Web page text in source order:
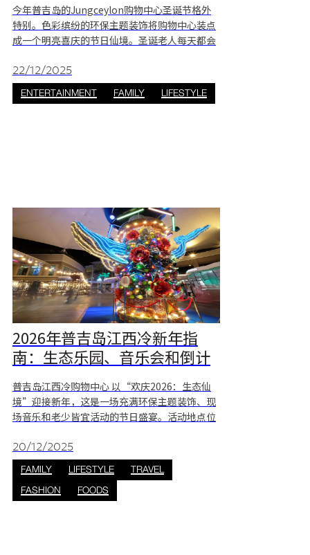
今年普吉岛的Jungceylon购物中心圣诞节格外
特别。色彩缤纷的环保主题装饰将购物中心装点
成一个明亮喜庆的节日仙境。圣诞老人每天都会
了浓厚的氛围。这里是情侣、家庭和各个年龄段
游客轻松愉悦地享受热带风情圣诞的理想之地。
江西冷生态乐园 位于Jungceylon的Eco
22/12/2025
ENTERTAINMENT FAMILY LIFESTYLE
2026年普吉岛江西冷新年指
南：生态乐园、音乐会和倒计
普吉岛江西冷购物中心 以“欢庆2026：生态仙
境”迎接新年，这是一场充满环保主题装饰、现
场音乐和老少皆宜活动的节日盛宴。活动地点位
人心的跨年倒计时完美融合。庆祝活动将延续至
2026年，以轻松愉悦的方式，用创意十足且环保
的方式迎接新年。 为什么要在普吉岛江西冷庆祝
2026年新年？ 位置便利 * 位于芭东市中心 * 靠近
20/12/2025
FAMILY LIFESTYLE
TRAVEL
FASHION
FOODS